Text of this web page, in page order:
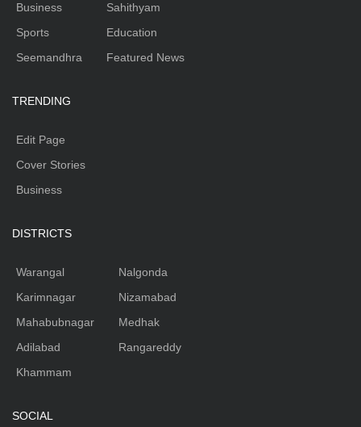
Business
Sports
Seemandhra
Sahithyam
Education
Featured News
TRENDING
Edit Page
Cover Stories
Business
DISTRICTS
Warangal
Karimnagar
Mahabubnagar
Adilabad
Khammam
Nalgonda
Nizamabad
Medhak
Rangareddy
SOCIAL